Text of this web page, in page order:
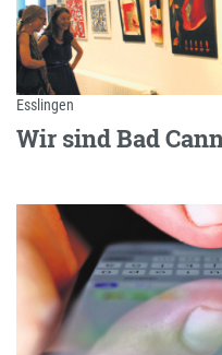
Esslingen
Wir sind Bad